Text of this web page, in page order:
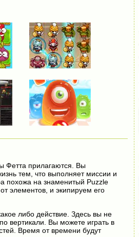
Фетта прилагаются. Вы
тем, что выполняет миссии и
похожа на знаменитый Puzzle
элементов, и экипируем его
либо действие. Здесь вы не
вертикали. Вы можете играть в
Время от времени будут